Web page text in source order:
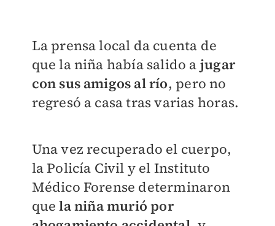
La prensa local da cuenta de
que la niña había salido a jugar
con sus amigos al río, pero no
regresó a casa tras varias horas.
Una vez recuperado el cuerpo,
la Policía Civil y el Instituto
Médico Forense determinaron
quela niña murió por